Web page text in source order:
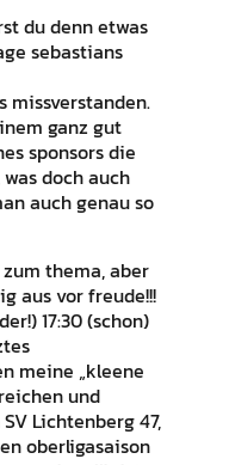
du denn etwas
sebastians
missverstanden.
ganz gut
sponsors die
doch auch
auch genau so
zum thema, aber
aus vor freude!!!
17:30 (schon)
meine „kleene
und
Lichtenberg 47,
oberligasaison